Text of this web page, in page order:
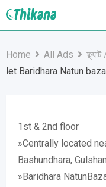
Skip
Home All Ads ফ্ল্যাট
let Baridhara Natun
1st & 2nd floor
»Centrally located
Bashundhara,
»Baridhara